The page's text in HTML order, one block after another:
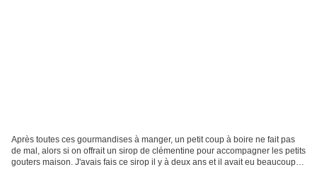
Après toutes ces gourmandises à manger, un petit coup à boire ne fait pas
de mal, alors si on offrait un sirop de clémentine pour accompagner les petits
gouters maison. J'avais fais ce sirop il y à deux ans et il avait eu beaucoup